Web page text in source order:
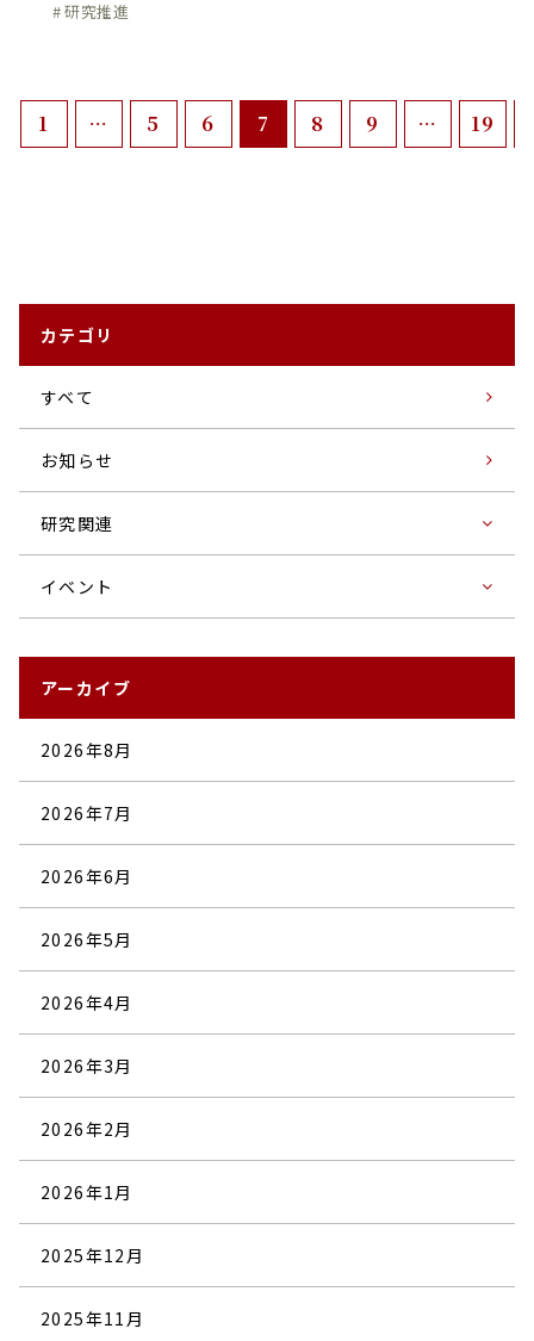
研究推進
1 … 5 6 7 8 9 … 19
カテゴリ
すベて
お知らせ
研究関連
イベント
アーカイブ
2026年8月
2026年7月
2026年6月
2026年5月
2026年4月
2026年3月
2026年2月
2026年1月
2025年12月
2025年11月